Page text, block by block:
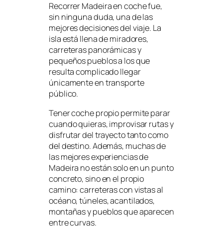
Recorrer Madeira en coche fue,
sin ninguna duda, una de las
mejores decisiones del viaje. La
isla está llena de miradores,
carreteras panorámicas y
pequeños pueblos a los que
resulta complicado llegar
únicamente en transporte
público.
Tener coche propio permite parar
cuando quieras, improvisar rutas y
disfrutar del trayecto tanto como
del destino. Además, muchas de
las mejores experiencias de
Madeira no están solo en un punto
concreto, sino en el propio
camino: carreteras con vistas al
océano, túneles, acantilados,
montañas y pueblos que aparecen
entre curvas.